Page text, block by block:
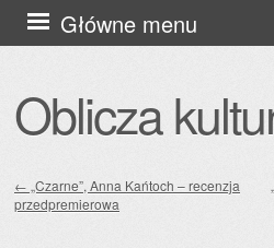
Oblicza
Główne menu
Przejdź
do
Zobacz wpisy
← „Czarne”, Anna Kańtoch – recenzja
przedpremierowa